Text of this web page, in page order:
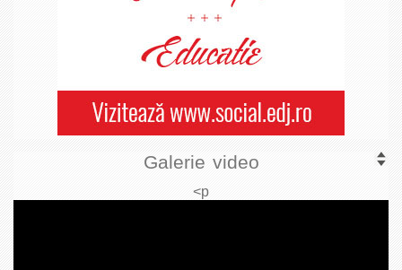
Galerie video
<p